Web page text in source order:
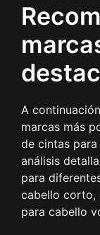
A
marcas más
de cintas
análisis
para
cabello corto,
para cabello